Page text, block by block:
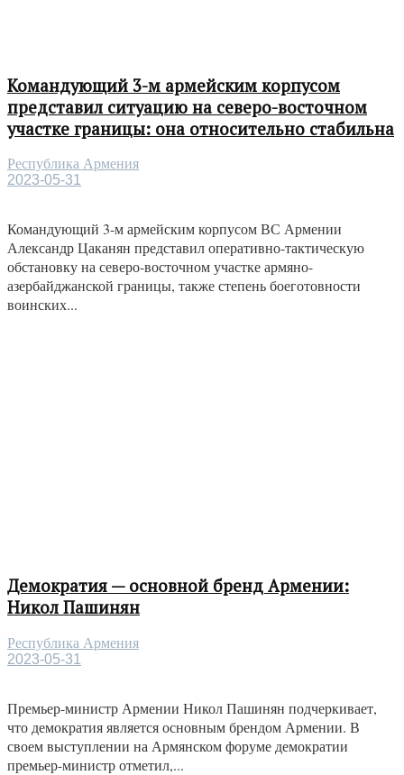
Командующий 3-м армейским корпусом
представил ситуацию на северо-восточном
участке границы: она относительно стабильна
Республика Армения
2023-05-31
Командующий 3-м армейским корпусом ВС Армении
Александр Цаканян представил оперативно-тактическую
обстановку на северо-восточном участке армяно-
азербайджанской границы, также степень боеготовности
воинских...
Демократия — основной бренд Армении:
Никол Пашинян
Республика Армения
2023-05-31
Премьер-министр Армении Никол Пашинян подчеркивает,
что демократия является основным брендом Армении. В
своем выступлении на Армянском форуме демократии
премьер-министр отметил,...